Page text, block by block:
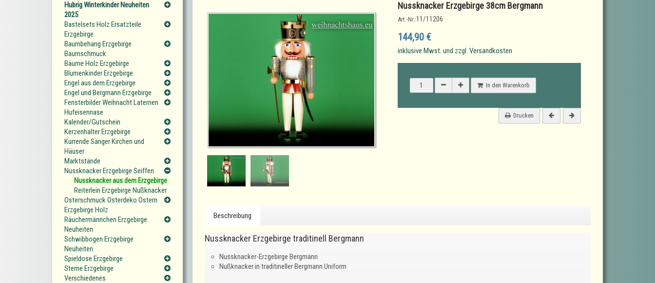
Nussknacker Erzgebirge 38cm Bergmann
Art.-Nr.:11/11206
144,90 €
inklusive Mwst. und zzgl. Versandkosten
In den Warenkorb
Drucken
Beschreibung
Nussknacker Erzgebirge traditinell Bergmann
Nussknacker-Erzgebirge Bergmann
Nußknacker in traditineller Bergmann Uniform
Hubrig Winterkinder Neuheiten
2025
Bastelsets Holz Ersatzteile
Erzgebirge
Baumbehang Erzgebirge
Baumschmuck
Bäume Holz Erzgebirge
Blumenkinder Erzgebirge
Engel aus dem Erzgebirge
Engel und Bergmann Erzgebirge
Fensterbilder Weihnacht Laternen
Hufeisennase
Kalender/Gutschein
Kerzenhalter Erzgebirge
Kurrende Sänger Kirchen und
Häuser
Marktstände
Nussknacker Erzgebirge Seiffen
Nussknacker aus dem Erzgebirge
Reiterlein Erzgebirge Nußknacker
Osterschmuck Osterdeko Ostern
Erzgebirge Holz
Räuchermännchen Erzgebirge
Neuheiten
Schwibbogen Erzgebirge
Neuheiten
Spieldose Erzgebirge
Sterne Erzgebirge
Verschiedenes